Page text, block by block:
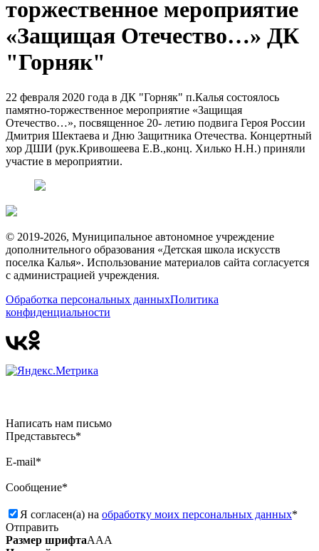
торжественное мероприятие
«Защищая Отечество…» ДК
"Горняк"
22 февраля 2020 года в ДК "Горняк" п.Калья состоялось
памятно-торжественное мероприятие «Защищая
Отечество…», посвященное 20- летию подвига Героя России
Дмитрия Шектаева и Дню Защитника Отечества. Концертный
хор ДШИ (рук.Кривошеева Е.В.,конц. Хилько Н.Н.) приняли
участие в мероприятии.
© 2019-2026, Муниципальное автономное учреждение
дополнительного образования «Детская школа искусств
поселка Калья». Использование материалов сайта согласуется
с администрацией учреждения.
Обработка персональных данныхПолитика
конфиденциальности
Написать нам письмо
Представьтесь*
E-mail*
Сообщение*
Я согласен(а) на обработку моих персональных данных*
Отправить
Размер шрифтаААА